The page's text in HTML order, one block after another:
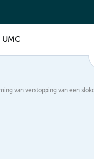
UMC
van verstopping van een